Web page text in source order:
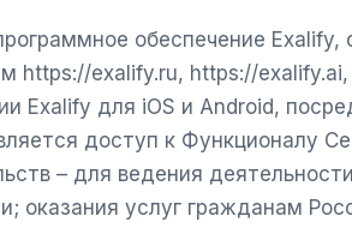
обеспечение
https://exalify.ru, https://
Exalify для iOS и Android,
доступ к Функционалу
– для ведения
оказания услуг гражданам